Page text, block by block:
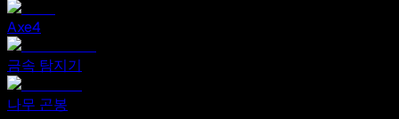
Axe4
금속 탐지기
나무 곤봉